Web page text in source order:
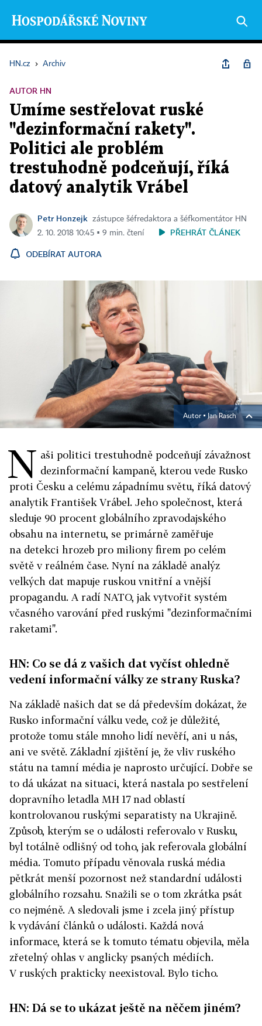
HN.cz › Archiv
AUTOR HN
Umíme sestřelovat ruské
"dezinformační rakety".
Politici ale problém
trestuhodně podceňují, říká
datový analytik Vrábel
Petr Honzejk
zástupce šéfredaktora a šéfkomentátor HN
2. 10. 2018 10:45 ▪ 9 min. čtení
PŘEHRÁT ČLÁNEK
ODEBÍRAT AUTORA
Autor ▪ Jan Rasch
N aši politici trestuhodně podceňují závažnost
dezinformační kampaně, kterou vede Rusko
proti Česku a celému západnímu světu, říká datový
analytik František Vrábel. Jeho společnost, která
sleduje 90 procent globálního zpravodajského
obsahu na internetu, se primárně zaměřuje
na detekci hrozeb pro miliony firem po celém
světě v reálném čase. Nyní na základě analýz
velkých dat mapuje ruskou vnitřní a vnější
propagandu. A radí NATO, jak vytvořit systém
včasného varování před ruskými "dezinformačními
raketami".
HN: Co se dá z vašich dat vyčíst ohledně
vedení informační války ze strany Ruska?
Na základě našich dat se dá především dokázat, že
Rusko informační válku vede, což je důležité,
protože tomu stále mnoho lidí nevěří, ani u nás,
ani ve světě. Základní zjištění je, že vliv ruského
státu na tamní média je naprosto určující. Dobře se
to dá ukázat na situaci, která nastala po sestřelení
dopravního letadla MH 17 nad oblastí
kontrolovanou ruskými separatisty na Ukrajině.
Způsob, kterým se o události referovalo v Rusku,
byl totálně odlišný od toho, jak referovala globální
média. Tomuto případu věnovala ruská média
pětkrát menší pozornost než standardní události
globálního rozsahu. Snažili se o tom zkrátka psát
co nejméně. A sledovali jsme i zcela jiný přístup
k vydávání článků o události. Každá nová
informace, která se k tomuto tématu objevila, měla
zřetelný ohlas v anglicky psaných médiích.
V ruských prakticky ne­existoval. Bylo ticho.
HN: Dá se to ukázat ještě na něčem jiném?